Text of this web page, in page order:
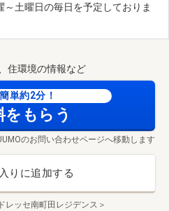
～土曜日の毎日を予定しておりま
住環境の情報など
単約2分！
をもらう
のお問い合わせページへ移動します
りに追加する
レッセ南町田レジデンス＞